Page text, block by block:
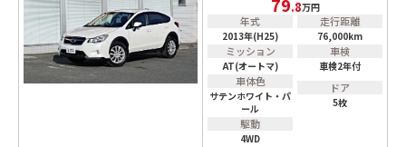
.8万円
年式
2013年(H25)
走行距離
76,000km
ミッション
AT(オートマ)
車検
車検2年付
車体色
サテンホワイト・パ
ール
ドア
5枚
駆動
4WD